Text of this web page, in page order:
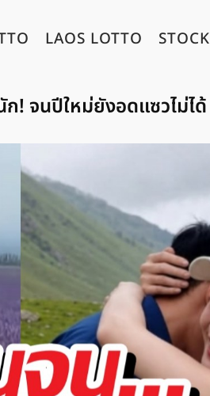
LAOS LOTTO STOCK
! จนปีใหม่ยังอดแซวไม่ได้